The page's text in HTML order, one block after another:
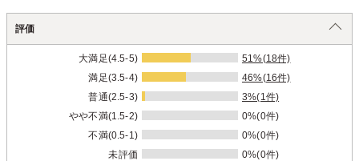
評価
大満足(4.5-5)
51%(18件)
満足(3.5-4)
46%(16件)
普通(2.5-3)
3%(1件)
やや不満(1.5-2)
0%(0件)
不満(0.5-1)
0%(0件)
未評価
0%(0件)